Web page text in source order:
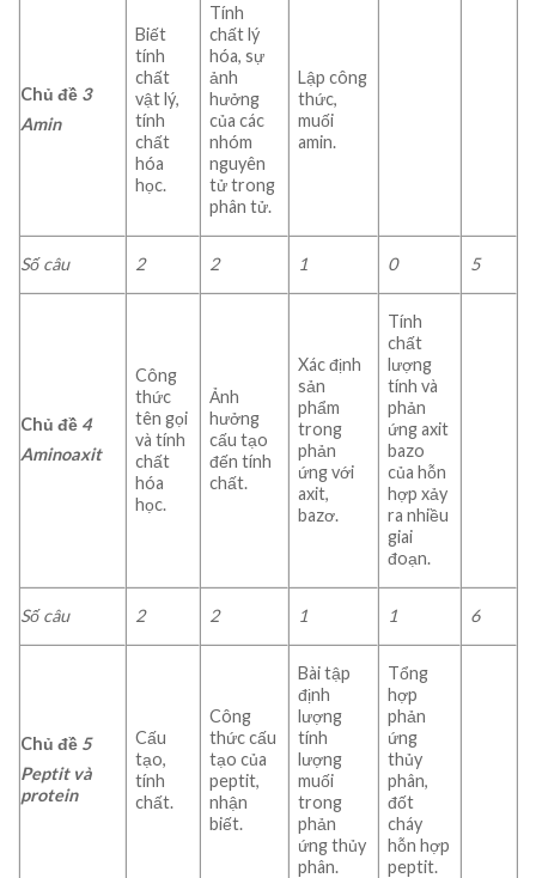
Chủ đề 3
Amin
Biết
tính
chất
vật lý,
tính
chất
hóa
học.
Tính
chất lý
hóa, sự
ảnh
hưởng
của các
nhóm
nguyên
tử trong
phân tử.
Lập công
thức,
muối
amin.
Số câu 2 2 1 0 5
Chủ đề 4
Aminoaxit
Công
thức
tên gọi
và tính
chất
hóa
học.
Ảnh
hưởng
cấu tạo
đến tính
chất.
Xác định
sản
phẩm
trong
phản
ứng với
axit,
bazơ.
Tính
chất
lượng
tính và
phản
ứng axit
bazo
của hỗn
hợp xảy
ra nhiều
giai
đoạn.
Số câu 2 2 1 1 6
Chủ đề 5
Peptit và
protein
Cấu
tạo,
tính
chất.
Công
thức cấu
tạo của
peptit,
nhận
biết.
Bài tập
định
lượng
tính
lượng
muối
trong
phản
ứng thủy
phân.
Tổng
hợp
phản
ứng
thủy
phân,
đốt
cháy
hỗn hợp
peptit.